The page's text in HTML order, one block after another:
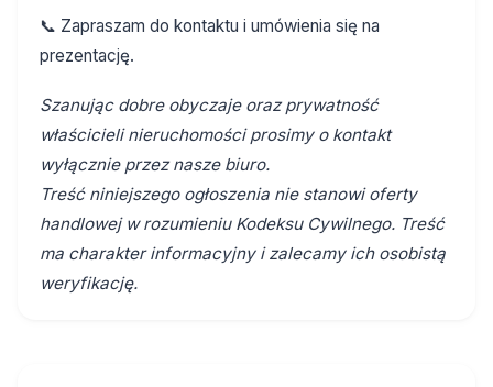
📞 Zapraszam do kontaktu i umówienia się na
prezentację.
Szanując dobre obyczaje oraz prywatność
właścicieli nieruchomości prosimy o kontakt
wyłącznie przez nasze biuro.
Treść niniejszego ogłoszenia nie stanowi oferty
handlowej w rozumieniu Kodeksu Cywilnego. Treść
ma charakter informacyjny i zalecamy ich osobistą
weryfikację.